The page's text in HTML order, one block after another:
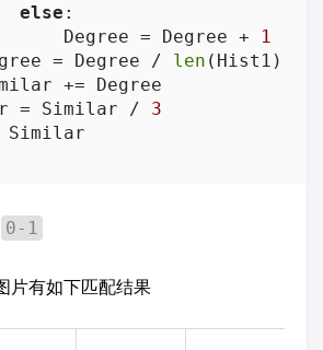
else :
Degree = Degree +
1
= Degree /
len (Hist1)
+= Degree
= Similar /
3
Similar
0-1
片有如下匹配结果